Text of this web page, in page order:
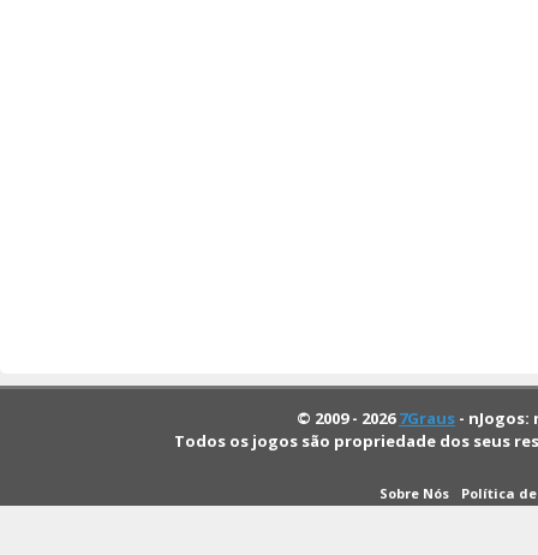
© 2009 - 20267Graus -
Todos os jogos são propriedade dos seus
Sobre Nós Política